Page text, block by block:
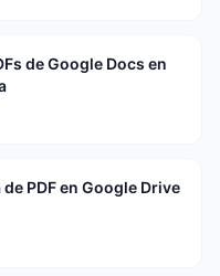
de Google Docs en
PDF en Google Drive